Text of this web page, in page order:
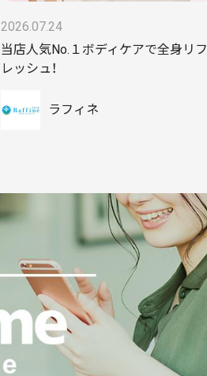
2026.07.24
当店人気No.１ボディケアで全身リフ
レッシュ！
ラフィネ